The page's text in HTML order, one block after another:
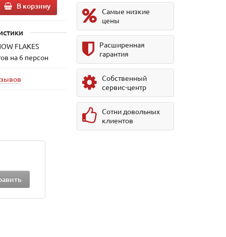
В корзину
FLAKES
на 6 персон
Самые низкие
цены
Расширенная
гарантия
Собственный
сервис-центр
Сотни довольных
клиентов